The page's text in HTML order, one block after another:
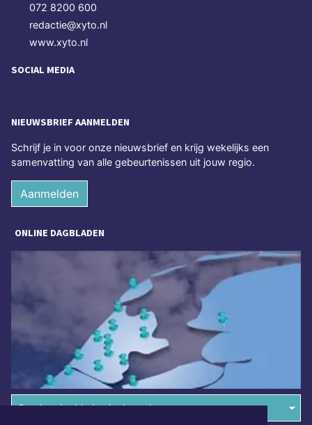
072 8200 600
redactie@xyto.nl
www.xyto.nl
SOCIAL MEDIA
NIEUWSBRIEF AANMELDEN
Schrijf je in voor onze nieuwsbrief en krijg wekelijks een
samenvatting van alle gebeurtenissen uit jouw regio.
Aanmelden
ONLINE DAGBLADEN
Overige dagbladen in de regio